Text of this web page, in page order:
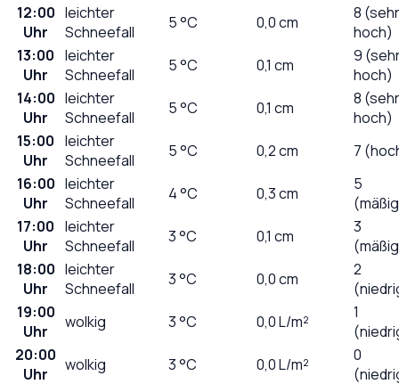
12:00
Uhr
leichter
Schneefall
5°C 0,0cm
8 (sehr
hoch)
13:00
Uhr
leichter
Schneefall
5°C 0,1 cm
9
hoch)
14:00
Uhr
leichter
Schneefall
5°C 0,1 cm
8 (sehr
hoch)
15:00
Uhr
leichter
Schneefall
5°C 0,2cm
7
16:00
Uhr
leichter
Schneefall
4°C 0,3cm
5
17:00
Uhr
leichter
Schneefall
3°C 0,1 cm
3
18:00
Uhr
leichter
Schneefall
3°C 0,0cm
2
19:00
Uhr
wolkig 3°C 0,0L/m²
1
20:00
Uhr
wolkig 3°C 0,0L/m²
0